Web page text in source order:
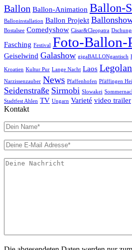
Ballon Ballon-Animation Ballon-
Balloninstallation Ballon Projekt
Bostalsee Comedyshow Cäsar&Cleopatra
Fasching Festival Foto-Ballon-
Geiselwind Galashow gigaBALLONgantisch
Kroatien Kultur Pur Lange Nacht Laos
Narzissenzauber News Pfaffenhofen Pfäffingen
Seidenstraße Sirmobi Slowakei
Stadtfest Ahlen TV Ungarn Varieté video trailer
Kontakt